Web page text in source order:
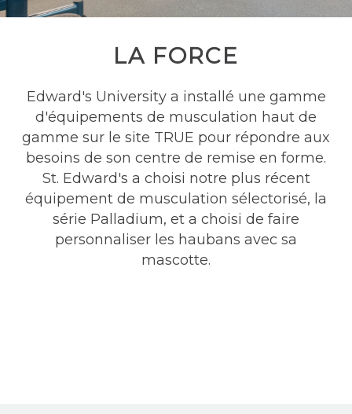
LA FORCE
Edward's University a installé une gamme
d'équipements de musculation haut de
gamme sur le site TRUE pour répondre aux
besoins de son centre de remise en forme.
St. Edward's a choisi notre plus récent
équipement de musculation sélectorisé, la
série Palladium, et a choisi de faire
personnaliser les haubans avec sa
mascotte.